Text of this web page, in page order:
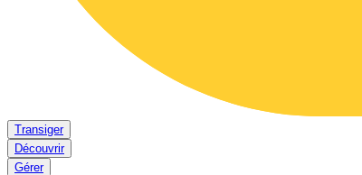
Transiger
Découvrir
Gérer